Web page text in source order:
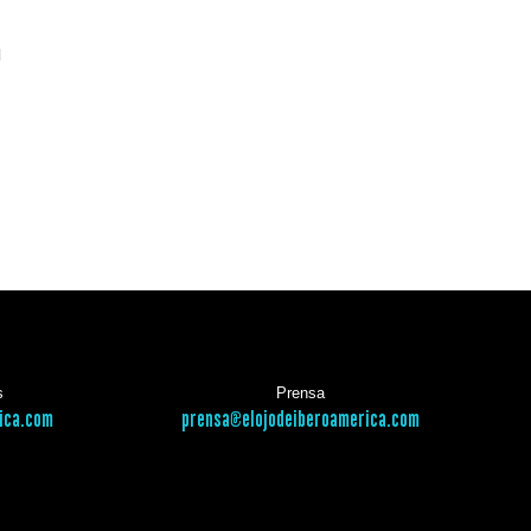
Prensa
prensa@elojodeiberoamerica.com